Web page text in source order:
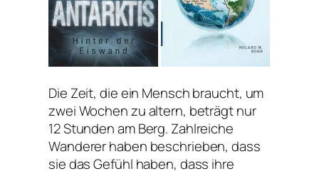
Die Zeit, die ein Mensch braucht, um
zwei Wochen zu altern, beträgt nur
12 Stunden am Berg. Zahlreiche
Wanderer haben beschrieben, dass
sie das Gefühl haben, dass ihre